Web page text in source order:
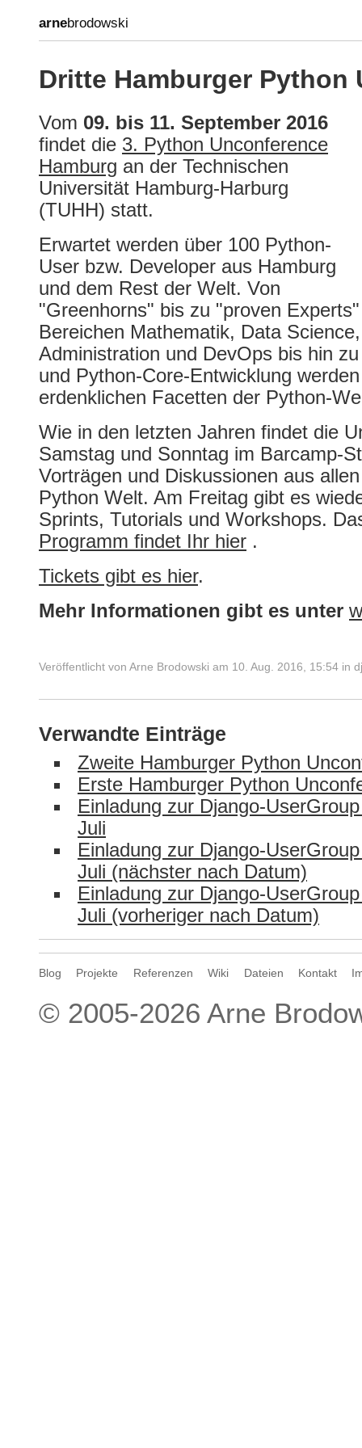
arnebrodowski
Dritte Hamburger Python
Vom 09. bis 11. September 2016
findet die 3​. Python Unconference​
Hamburg an der Technischen
Universität Hamburg-Harburg
(TUHH) statt.
Erwartet werden über 100 Python­-
User bzw. Developer aus Hamburg
und dem Rest der Welt. Von
"Greenhorns" bis zu "proven
Bereichen Mathematik, Data
Administration und DevOps bis hin
und Python­-Core-­Entwicklung
erdenklichen Facetten der Python­-
Wie in den letzten Jahren findet die
Samstag und Sonntag im Barcamp-
Vorträgen und Diskussionen aus
Python Welt. Am Freitag gibt es
Sprints, Tutorials und Workshops.
Programm findet Ihr hier .
Tickets gibt es hier.
Mehr Informationen gibt es unter
Veröffentlicht von Arne Brodowski am 10. Aug. 2016, 15:54 in
Verwandte Einträge
Zweite Hamburger Python
Erste Hamburger Python
Einladung zur Django-
Juli
Einladung zur Django-
Juli (nächster nach Datum)
Einladung zur Django-
Juli (vorheriger nach Datum)
Blog Projekte Referenzen Wiki Dateien Kontakt
© 2005-2026 Arne